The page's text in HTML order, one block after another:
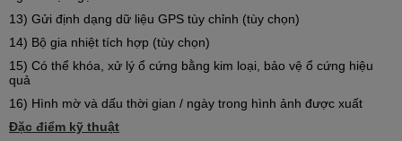
13) Gửi định dạng dữ liệu GPS tùy chỉnh (tùy chọn)
14) Bộ gia nhiệt tích hợp (tùy chọn)
15) Có thể khóa, xử lý ổ cứng bằng kim loại, bảo vệ ổ cứng hiệu
quả
16) Hình mờ và dấu thời gian / ngày trong hình ảnh được xuất
Đặc điểm kỹ thuật